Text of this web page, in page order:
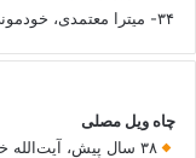
۳۴- میترا معتمدی، خودمونی
چاه ویل مصلی
۳۸ سال پیش،